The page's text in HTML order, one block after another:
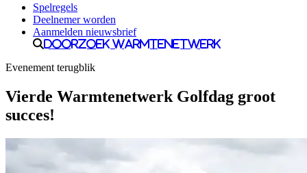
Spelregels
Deelnemer worden
Aanmelden nieuwsbrief
Doorzoek Warmtenetwerk
Evenement terugblik
Vierde Warmtenetwerk Golfdag groot
succes!